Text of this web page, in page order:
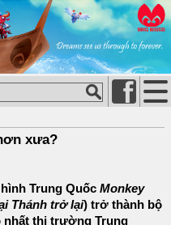
xưa?
Trung Quốc Monkey
Thánh trở lại) trở thành bộ
nhất thị trường Trung